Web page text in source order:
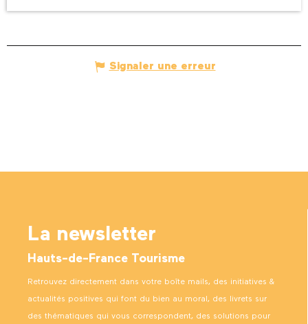
Signaler une erreur
La newsletter
Hauts-de-France Tourisme
Retrouvez directement dans votre boîte mails, des initiatives &
actualités positives qui font du bien au moral, des livrets sur
des thématiques qui vous correspondent, des solutions pour